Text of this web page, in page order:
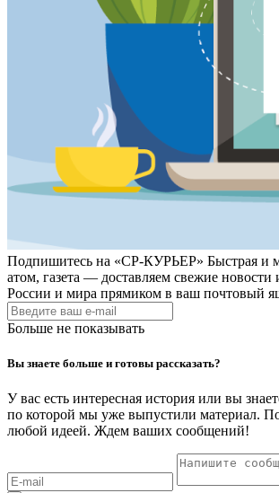
Подпишитесь на «СР-КУРЬЕР» Быстрая и
атом, газета — доставляем свежие новости
России и мира прямиком в ваш почтовый
Больше не показывать
Вы знаете больше и готовы рассказать?
У вас есть интересная история или вы
по которой мы уже выпустили материал.
любой идеей. Ждем ваших сообщений!